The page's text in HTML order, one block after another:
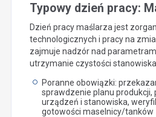
Typowy dzień pracy:
Dzień pracy maślarza jest
technologicznych i pracy na
zajmuje nadzór nad
utrzymanie czystości stanowiska.
Poranne obowiązki:
sprawdzenie planu produkcji,
urządzeń i stanowiska,
gotowości maselnicy/tanków